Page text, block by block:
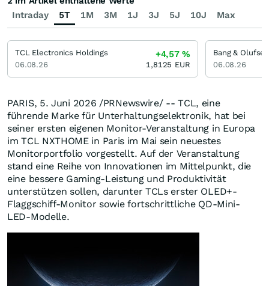
PARIS, 5. Juni 2026 /PRNewswire/ -- TCL, eine
führende Marke für Unterhaltungselektronik, hat bei
seiner ersten eigenen Monitor-Veranstaltung in Europa
im TCL NXTHOME in Paris im Mai sein neuestes
Monitorportfolio vorgestellt. Auf der Veranstaltung
stand eine Reihe von Innovationen im Mittelpunkt, die
eine bessere Gaming-Leistung und Produktivität
unterstützen sollen, darunter TCLs erster OLED+-
Flaggschiff-Monitor sowie fortschrittliche QD-Mini-
LED-Modelle.
Intraday 5T 1M 3M 1J 3J 5J 10J Max
TCL Electronics Holdings
06.08.26
+4,57%
1,8125 EUR 06.08.26